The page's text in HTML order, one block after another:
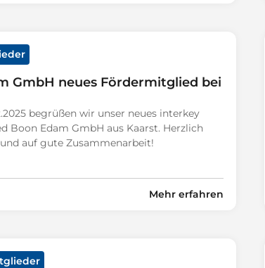
GmbH neues Fördermitglied bei
begrüßen wir unser neues interkey
Boon Edam GmbH aus Kaarst. Herzlich
auf gute Zusammenarbeit!
Mehr erfahren